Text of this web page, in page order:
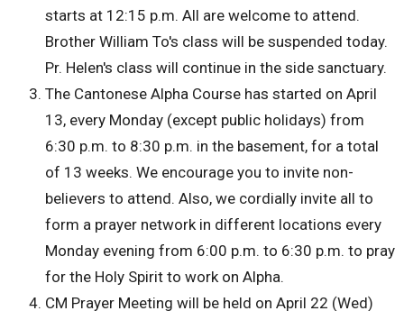
starts at 12:15 p.m. All are welcome to attend.
Brother William To's class will be suspended today.
Pr. Helen's class will continue in the side sanctuary.
The Cantonese Alpha Course has started on April
13, every Monday (except public holidays) from
6:30 p.m. to 8:30 p.m. in the basement, for a total
of 13 weeks. We encourage you to invite non-
believers to attend. Also, we cordially invite all to
form a prayer network in different locations every
Monday evening from 6:00 p.m. to 6:30 p.m. to pray
for the Holy Spirit to work on Alpha.
CM Prayer Meeting will be held on April 22 (Wed)